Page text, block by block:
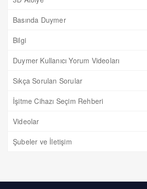
Basında Duymer
Bilgi
Duymer Kullanıcı Yorum Videoları
Sıkça Sorulan Sorular
İşitme Cihazı Seçim Rehberi
Videolar
Şubeler ve İletişim